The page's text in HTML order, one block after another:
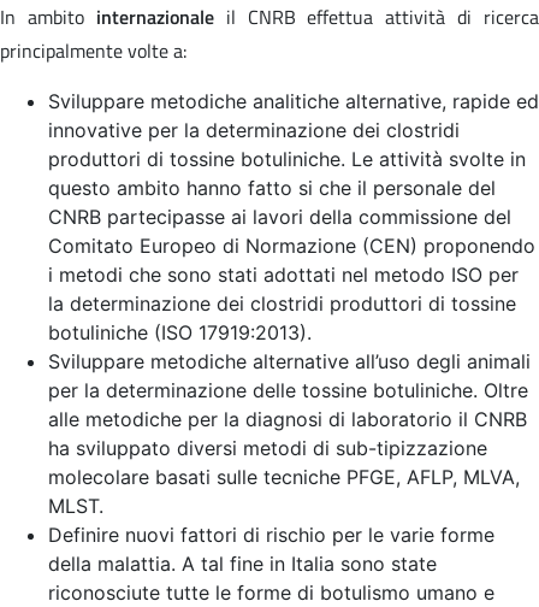
In ambito internazionaleil CNRB effettua attività di ricerca
principalmente volte a:
Sviluppare metodiche analitiche alternative, rapide ed
innovative per la determinazione dei clostridi
produttori di tossine botuliniche. Le attività svolte in
questo ambito hanno fatto si che il personale del
CNRB partecipasse ai lavori della commissione del
Comitato Europeo di Normazione (CEN) proponendo
i metodi che sono stati adottati nel metodo ISO per
la determinazione dei clostridi produttori di tossine
botuliniche (ISO 17919:2013).
Sviluppare metodiche alternative all’uso degli animali
per la determinazione delle tossine botuliniche. Oltre
alle metodiche per la diagnosi di laboratorio il CNRB
ha sviluppato diversi metodi di sub-tipizzazione
molecolare basati sulle tecniche PFGE, AFLP, MLVA,
MLST.
Definire nuovi fattori di rischio per le varie forme
della malattia. A tal fine in Italia sono state
riconosciute tutte le forme di botulismo umano e